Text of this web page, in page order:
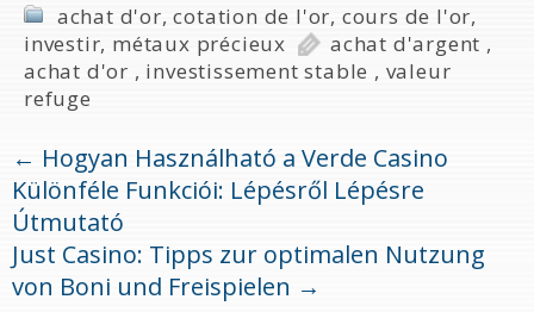
achat d'or,cotation de l'or, cours de l'or,
investir, métaux précieux achat d'argent ,
achat d'or , investissement stable , valeur
refuge
← Hogyan Használható a Verde Casino
Különféle Funkciói: Lépésről Lépésre
Útmutató
Just Casino: Tipps zur optimalen Nutzung
von Boni und Freispielen →